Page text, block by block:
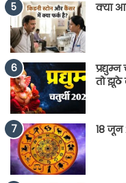
क्या
तो
18 जून